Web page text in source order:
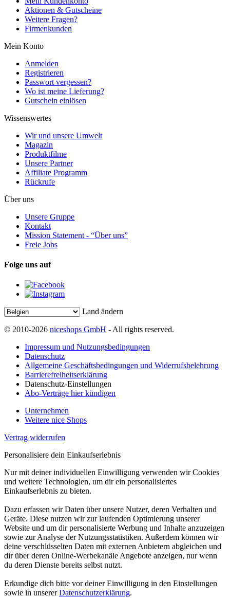
Aktionen & Gutscheine
Weitere Fragen?
Firmenkunden
Mein Konto
Anmelden
Registrieren
Passwort vergessen?
Wo ist meine Lieferung?
Gutschein einlösen
Wissenswertes
Wir und unsere Umwelt
Magazin
Produktfilme
Unsere Partner
Affiliate Programm
Rückrufe
Über uns
Unsere Gruppe
Kontakt
Mission Statement - “Über uns”
Freie Jobs
Folge uns auf
Land ändern
© 2010-2026 niceshops GmbH - All rights reserved.
Impressum und Nutzungsbedingungen
Datenschutz
Allgemeine Geschäftsbedingungen und Widerrufsbelehrung
Barrierefreiheitserklärung
Datenschutz-Einstellungen
Abo-Verträge hier kündigen
Unternehmen
Weitere nice Shops
Vertrag widerrufen
Personalisiere dein Einkaufserlebnis
Nur mit deiner individuellen Einwilligung verwenden wir Cookies
und weitere Technologien, um dir ein personalisiertes
Einkaufserlebnis zu bieten.
Dazu erfassen wir Daten über unsere Nutzer, deren Verhalten und
Geräte. Diese nutzen wir zur laufenden Optimierung unserer
Website und um dir personalisierte Werbung und Inhalte anzuzeigen
sowie zur Analyse der Nutzungsstatistiken. Außerdem können wir
deine verschlüsselten Daten mit externen Anbietern abgleichen und
dir über deren Online-Werbekanäle Angebote anzeigen, nur wenn
du deren Dienste bereits selbst nutzt.
Erkundige dich bitte vor deiner Einwilligung in den Einstellungen
sowie in unsererDatenschutzerklärung.